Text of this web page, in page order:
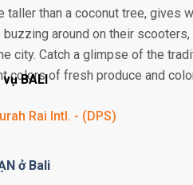
taller than a coconut tree, gives
around on their
city. Catch a glimpse of the
colors of fresh produce and
BALI
Rai Intl. - (DPS)
ở Bali